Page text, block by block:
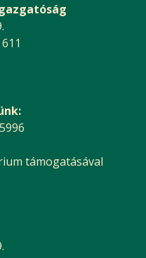
támogatásával